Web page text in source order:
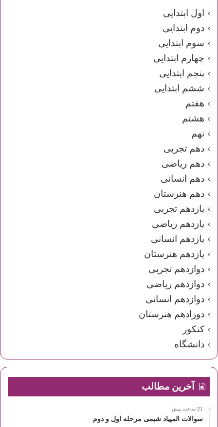
اول ابتدایی
دوم ابتدایی
سوم ابتدایی
چهارم ابتدایی
پنجم ابتدایی
ششم ابتدایی
هفتم
هشتم
نهم
دهم تجربی
دهم ریاضی
دهم انسانی
دهم هنرستان
یازدهم تجربی
یازدهم ریاضی
یازدهم انسانی
یازدهم هنرستان
دوازدهم تجربی
دوازدهم ریاضی
دوازدهم انسانی
دوزادهم هنرستان
کنکور
دانشگاه
آخرین مطالب
21 ساعت پیش
سوالات المپیاد شیمی مرحله اول و دوم